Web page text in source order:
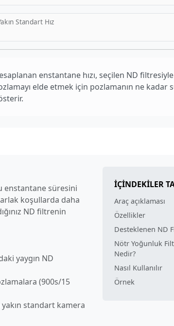
Standart Hız
enstantane hızı, seçilen ND filtresiyle
elde etmek için pozlamanın ne kadar
enstantane süresini
koşullarda daha
ND filtrenin
yaygın ND
(900s/15
standart kamera
İÇINDEKILER
Araç açıklaması
Özellikler
Desteklenen ND
Nötr Yoğunluk
Nedir?
Nasıl Kullanılır
Örnek